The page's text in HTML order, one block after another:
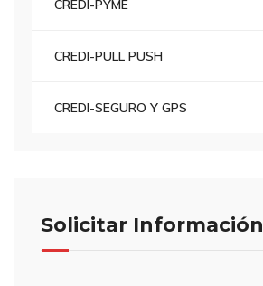
CREDI-PYME
CREDI-PULL PUSH
CREDI-SEGURO Y GPS
Solicitar Información